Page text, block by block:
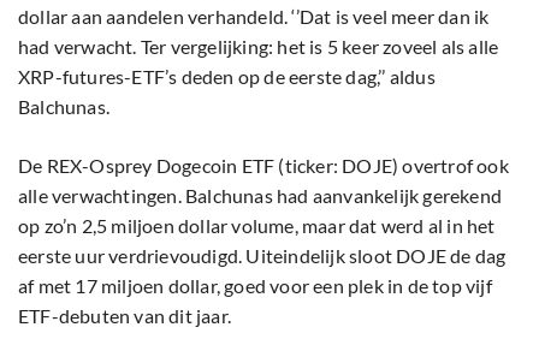
dollar aan aandelen verhandeld. ‘’Dat is veel meer dan ik
had verwacht. Ter vergelijking: het is 5 keer zoveel als alle
XRP-futures-ETF’s deden op de eerste dag,’’ aldus
Balchunas.
De REX-Osprey Dogecoin ETF (ticker: DOJE) overtrof ook
alle verwachtingen. Balchunas had aanvankelijk gerekend
op zo’n 2,5 miljoen dollar volume, maar dat werd al in het
eerste uur verdrievoudigd. Uiteindelijk sloot DOJE de dag
af met 17 miljoen dollar, goed voor een plek in de top vijf
ETF-debuten van dit jaar.